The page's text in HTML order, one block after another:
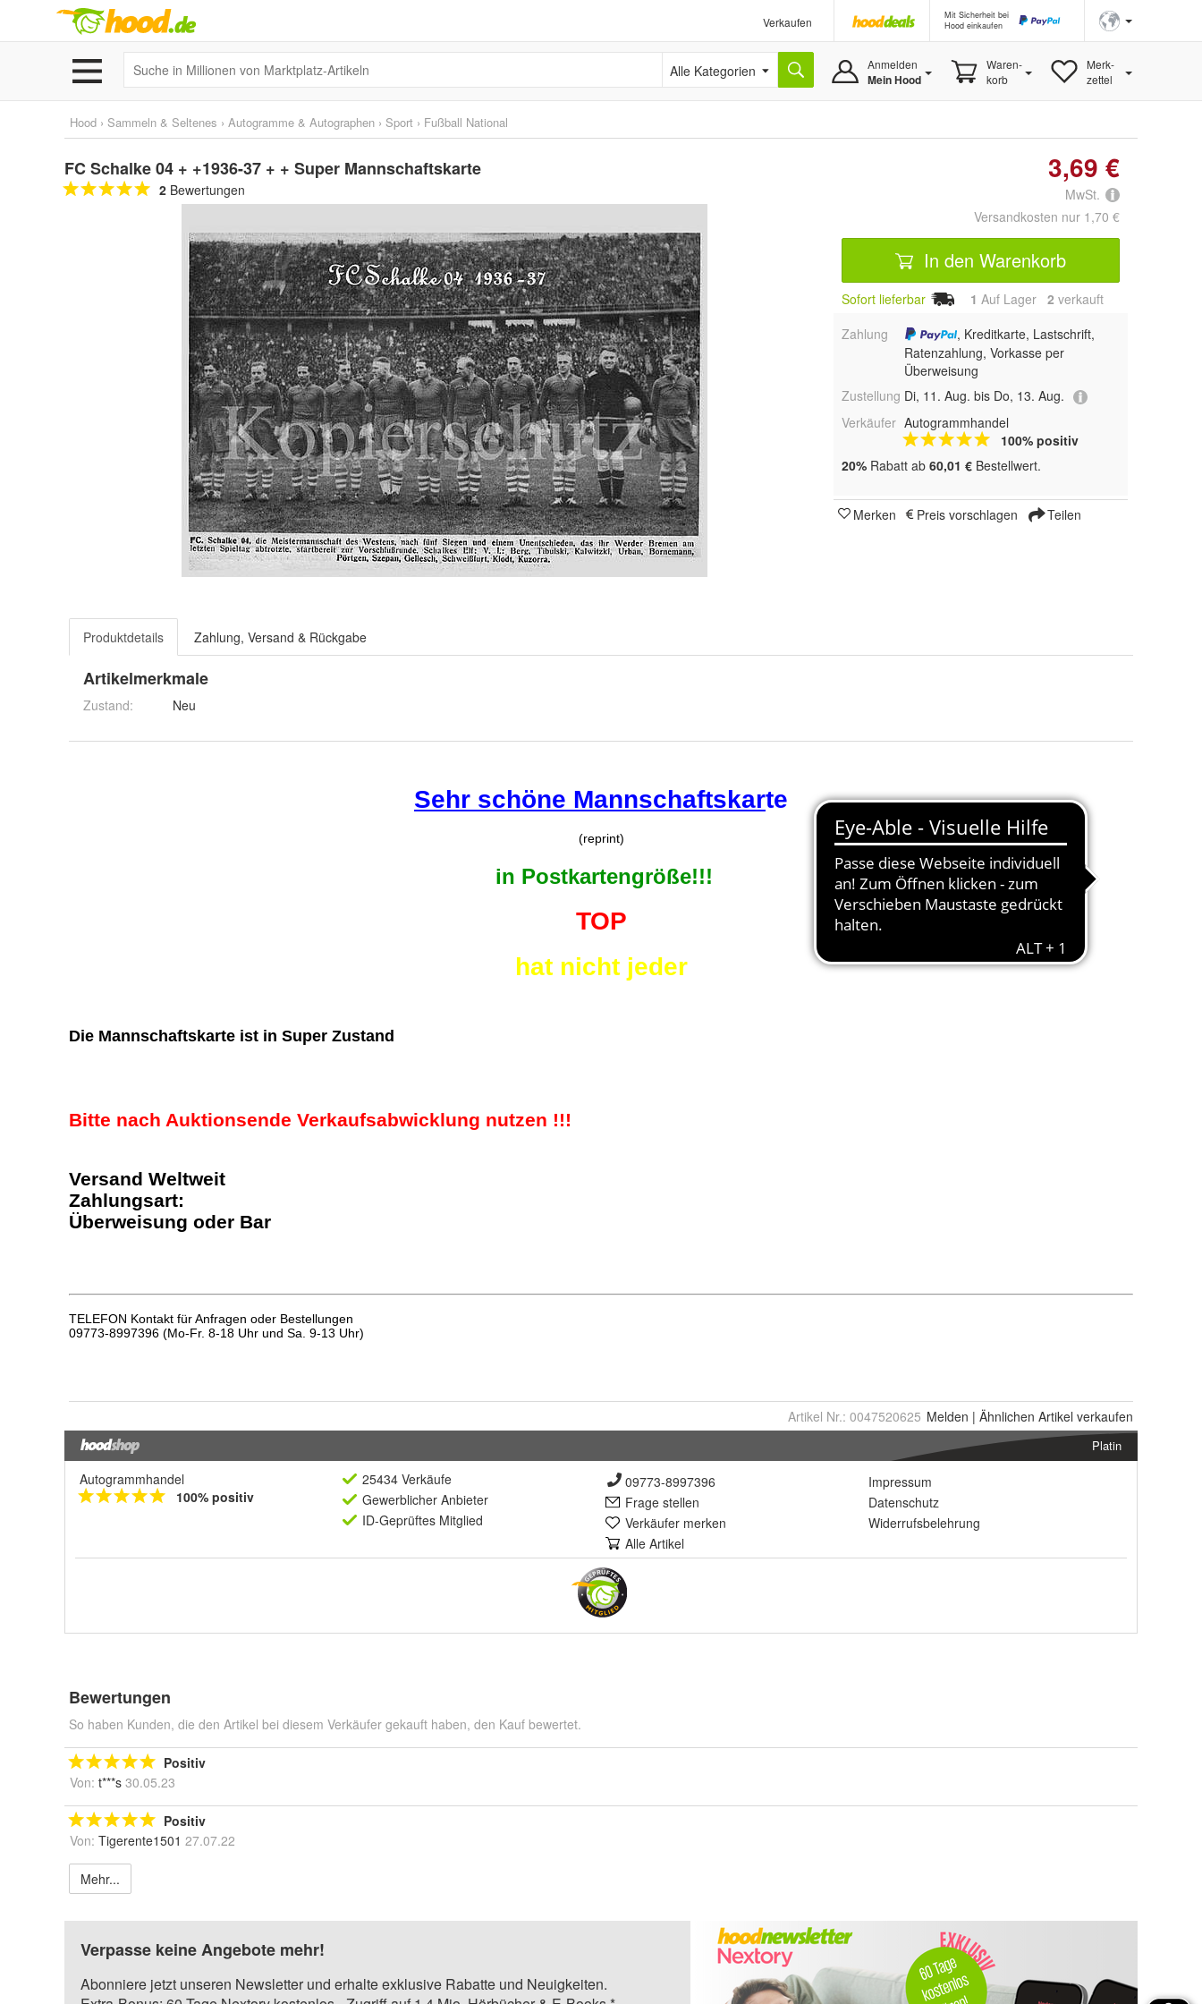
Verkaufen
Mit Sicherheit bei
Hood einkaufen
Alle Kategorien Anmelden
Mein Hood
Waren-
korb
Merk-
zettel
Hood › Sammeln & Seltenes › Autogramme & Autographen › Sport › Fußball National
FC Schalke 04 + +1936-37 + + Super Mannschaftskarte
2 Bewertungen
3,69 €
MwSt.
Versandkosten nur 1,70 €
In den Warenkorb
Sofort lieferbar 1 Auf Lager 2 verkauft
Zahlung
, Kreditkarte, Lastschrift,
Ratenzahlung, Vorkasse per
Überweisung
Zustellung Di, 11. Aug. bis Do, 13. Aug.
Verkäufer Autogrammhandel
100% positiv
20% Rabatt ab 60,01 € Bestellwert.
Merken Preis vorschlagen Teilen
Produktdetails Zahlung, Versand & Rückgabe
Artikelmerkmale
Zustand: Neu
Artikel Nr.: 0047520625 Melden | Ähnlichen Artikel verkaufen
Platin
Autogrammhandel
100% positiv
25434 Verkäufe
Gewerblicher Anbieter
ID-Geprüftes Mitglied
09773-8997396
Frage stellen
Verkäufer merken
Alle Artikel
Impressum
Datenschutz
Widerrufsbelehrung
Bewertungen
So haben Kunden, die den Artikel bei diesem Verkäufer gekauft haben, den Kauf bewertet.
Positiv
Von: t***s 30.05.23
Positiv
Von: Tigerente1501 27.07.22
Mehr...
Verpasse keine Angebote mehr!
Abonniere jetzt unseren Newsletter und erhalte exklusive Rabatte und Neuigkeiten.